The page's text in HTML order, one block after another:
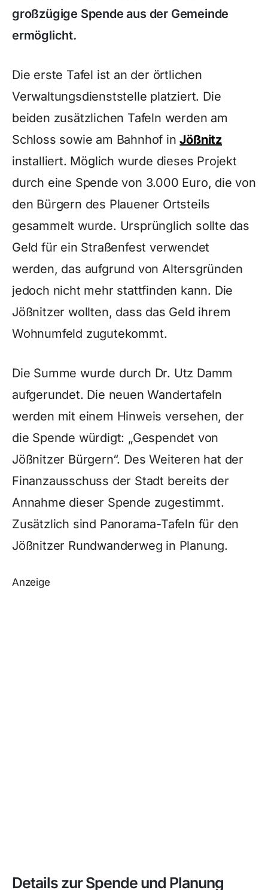
großzügige Spende aus der Gemeinde
ermöglicht.
Die erste Tafel ist an der örtlichen
Verwaltungsdienststelle platziert. Die
beiden zusätzlichen Tafeln werden am
Schloss sowie am Bahnhof inJößnitz
installiert. Möglich wurde dieses Projekt
durch eine Spende von 3.000 Euro, die von
den Bürgern des Plauener Ortsteils
gesammelt wurde. Ursprünglich sollte das
Geld für ein Straßenfest verwendet
werden, das aufgrund von Altersgründen
jedoch nicht mehr stattfinden kann. Die
Jößnitzer wollten, dass das Geld ihrem
Wohnumfeld zugutekommt.
Die Summe wurde durch Dr. Utz Damm
aufgerundet. Die neuen Wandertafeln
werden mit einem Hinweis versehen, der
die Spende würdigt: „Gespendet von
Jößnitzer Bürgern“. Des Weiteren hat der
Finanzausschuss der Stadt bereits der
Annahme dieser Spende zugestimmt.
Zusätzlich sind Panorama-Tafeln für den
Jößnitzer Rundwanderweg in Planung.
Anzeige
Details zur Spende und Planung